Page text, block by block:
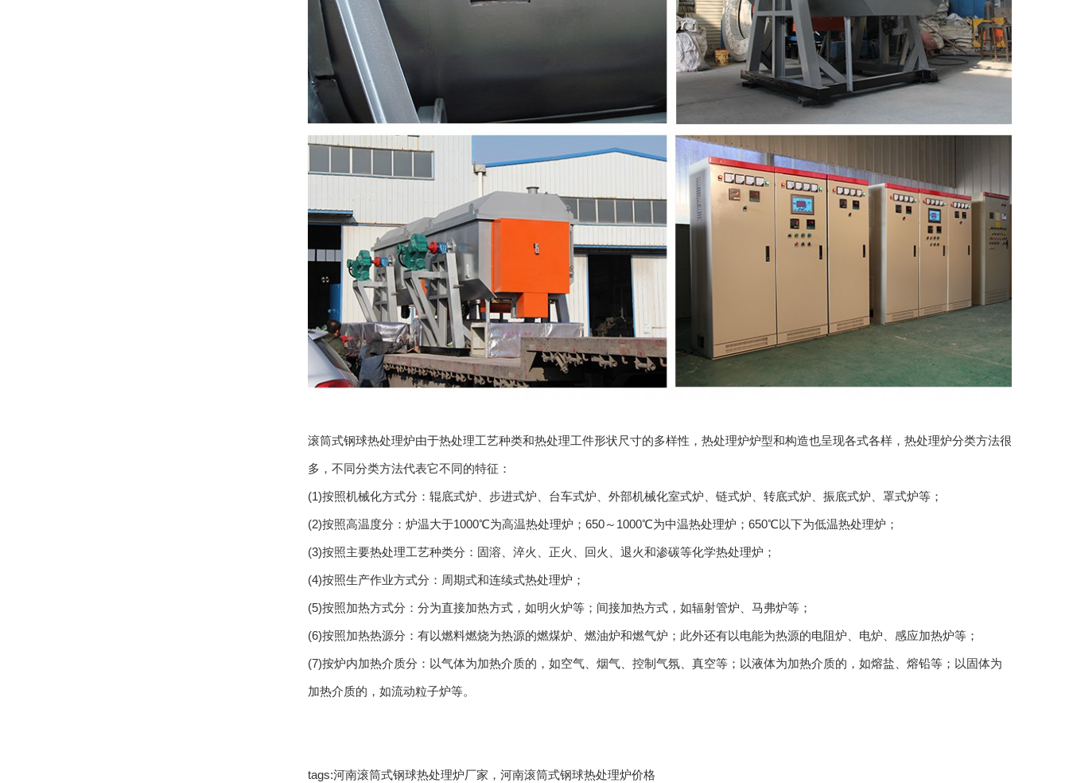
滚筒式钢球热处理炉由于热处理工艺种类和热处理工件形状尺寸的多样性，热处理炉炉型和构造也呈现各式各样，热处理炉分类方法很
多，不同分类方法代表它不同的特征：
(1)按照机械化方式分：辊底式炉、步进式炉、台车式炉、外部机械化室式炉、链式炉、转底式炉、振底式炉、罩式炉等；
(2)按照高温度分：炉温大于1000℃为高温热处理炉；650～1000℃为中温热处理炉；650℃以下为低温热处理炉；
(3)按照主要热处理工艺种类分：固溶、淬火、正火、回火、退火和渗碳等化学热处理炉；
(4)按照生产作业方式分：周期式和连续式热处理炉；
(5)按照加热方式分：分为直接加热方式，如明火炉等；间接加热方式，如辐射管炉、马弗炉等；
(6)按照加热热源分：有以燃料燃烧为热源的燃煤炉、燃油炉和燃气炉；此外还有以电能为热源的电阻炉、电炉、感应加热炉等；
(7)按炉内加热介质分：以气体为加热介质的，如空气、烟气、控制气氛、真空等；以液体为加热介质的，如熔盐、熔铅等；以固体为
加热介质的，如流动粒子炉等。
tags:河南滚筒式钢球热处理炉厂家，河南滚筒式钢球热处理炉价格